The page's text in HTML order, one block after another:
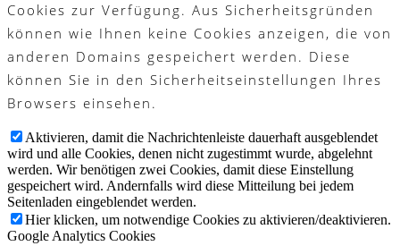
Cookies zur Verfügung. Aus Sicherheitsgründen
können wie Ihnen keine Cookies anzeigen, die von
anderen Domains gespeichert werden. Diese
können Sie in den Sicherheitseinstellungen Ihres
Browsers einsehen.
Aktivieren, damit die Nachrichtenleiste dauerhaft ausgeblendet
wird und alle Cookies, denen nicht zugestimmt wurde, abgelehnt
werden. Wir benötigen zwei Cookies, damit diese Einstellung
gespeichert wird. Andernfalls wird diese Mitteilung bei jedem
Seitenladen eingeblendet werden.
Hier klicken, um notwendige Cookies zu aktivieren/deaktivieren.
Google Analytics Cookies